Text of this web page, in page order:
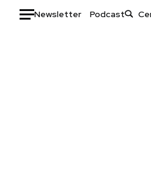
Newsletter Podcast